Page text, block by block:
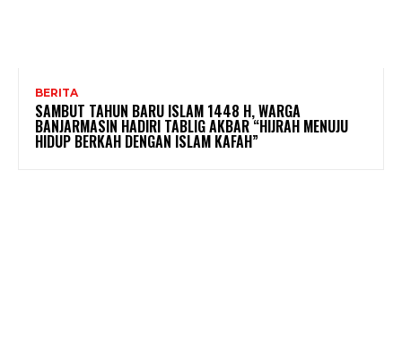
BERITA
SAMBUT TAHUN BARU ISLAM 1448 H, WARGA
BANJARMASIN HADIRI TABLIG AKBAR “HIJRAH MENUJU
HIDUP BERKAH DENGAN ISLAM KAFAH”